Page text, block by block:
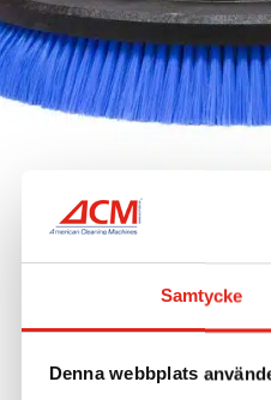
Samtycke
Denna webbplats